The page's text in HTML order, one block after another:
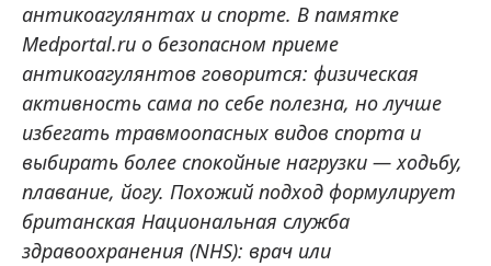
антикоагулянтах и спорте. В памятке
Medportal.ru о безопасном приеме
антикоагулянтов говорится: физическая
активность сама по себе полезна, но лучше
избегать травмоопасных видов спорта и
выбирать более спокойные нагрузки — ходьбу,
плавание, йогу. Похожий подход формулирует
британская Национальная служба
здравоохранения (NHS): врач или